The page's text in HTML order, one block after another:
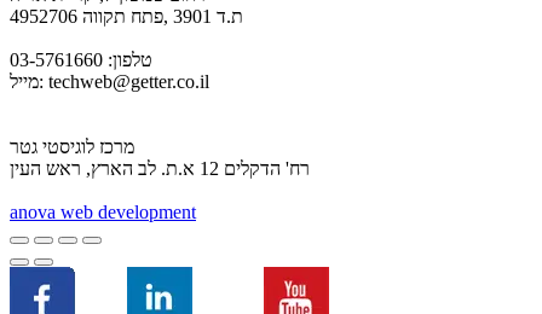
ת.ד 3901 ,פתח תקווה 4952706
טלפון: 03-5761660
מייל: techweb@getter.co.il
מרכז לוגיסטי גטר
רח' הדקלים 12 א.ת. לב הארץ, ראש העין
anova web development